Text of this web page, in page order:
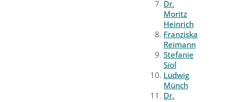
Dr.
Moritz
Heinrich
Franziska
Reimann
Stefanie
Siol
Ludwig
Münch
Dr.